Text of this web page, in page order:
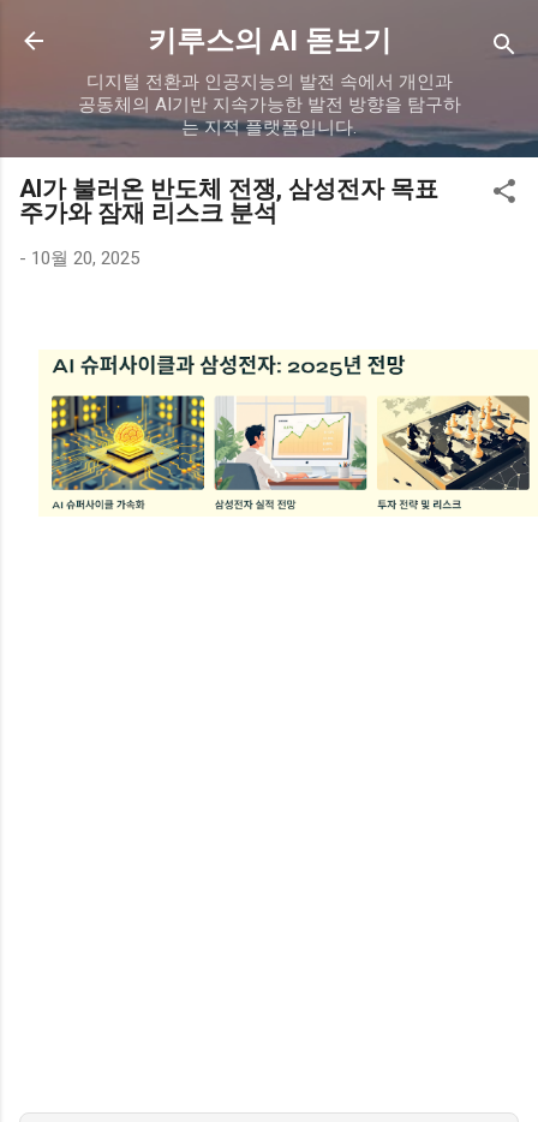
기본 콘텐츠로 건너뛰기
키루스의 AI 돋보기
디지털 전환과 인공지능의 발전 속에서 개인과
공동체의 AI기반 지속가능한 발전 방향을 탐구하
는 지적 플랫폼입니다.
AI가 불러온 반도체 전쟁, 삼성전자 목표
주가와 잠재 리스크 분석
- 10월 20, 2025